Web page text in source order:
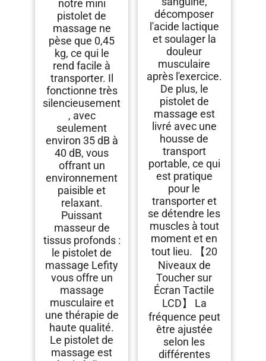
notre mini
pistolet de
massage ne
pèse que 0,45
kg, ce qui le
rend facile à
transporter. Il
fonctionne très
silencieusement
, avec
seulement
environ 35 dB à
40 dB, vous
offrant un
environnement
paisible et
relaxant.
Puissant
masseur de
tissus profonds :
le pistolet de
massage Lefity
vous offre un
massage
musculaire et
une thérapie de
haute qualité.
Le pistolet de
massage est
décomposer
l'acide lactique
et soulager la
douleur
musculaire
après l'exercice.
De plus, le
pistolet de
massage est
livré avec une
housse de
transport
portable, ce qui
est pratique
pour le
transporter et
se détendre les
muscles à tout
moment et en
tout lieu. 【20
Niveaux de
Toucher sur
Écran Tactile
LCD】 La
fréquence peut
être ajustée
selon les
différentes